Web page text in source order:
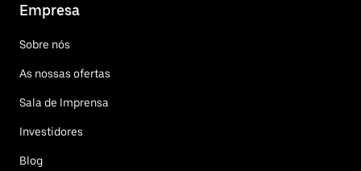
Empresa
Sobre nós
As nossas ofertas
Sala de Imprensa
Investidores
Blog